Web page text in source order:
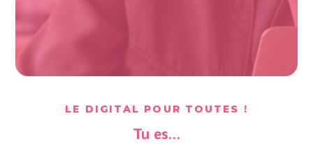
LE DIGITAL POUR TOUTES !
Tu es…